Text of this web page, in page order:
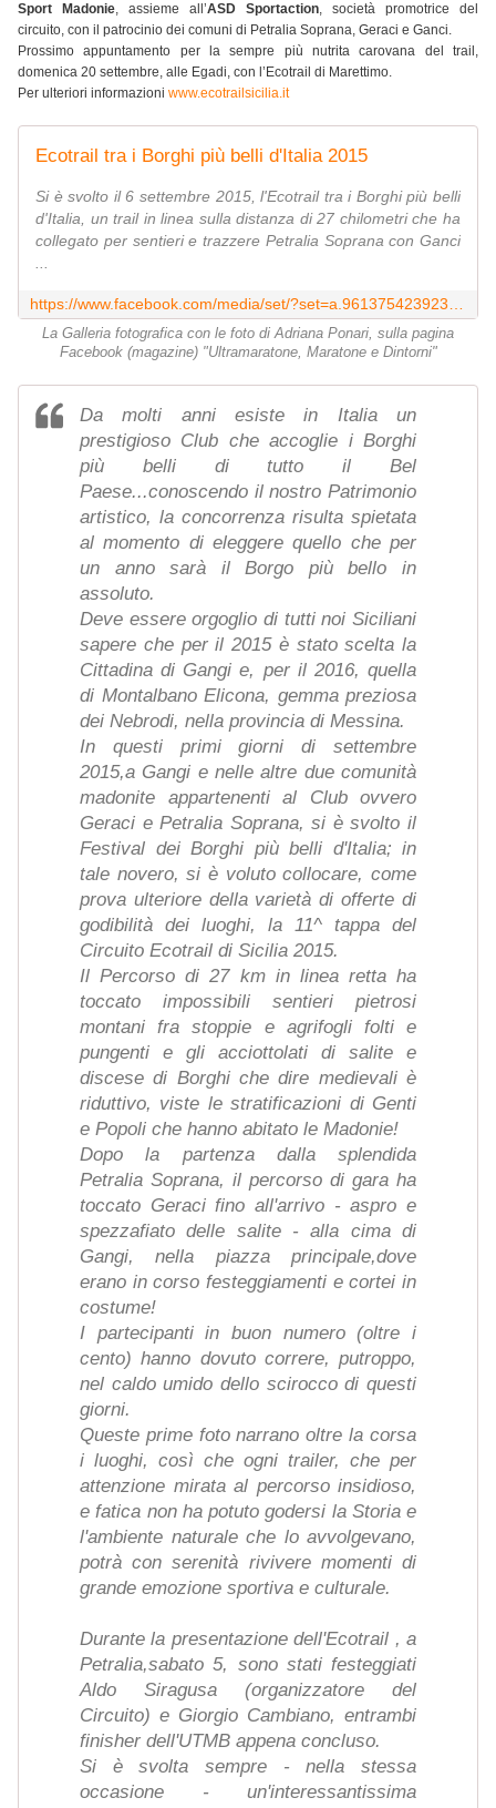
Sport Madonie, assieme all’ASD Sportaction, società promotrice del
circuito, con il patrocinio dei comuni di Petralia Soprana, Geraci e Ganci.
Prossimo appuntamento per la sempre più nutrita carovana del trail,
domenica 20 settembre, alle Egadi, con l’Ecotrail di Marettimo.
Per ulteriori informazioni www.ecotrailsicilia.it
Ecotrail tra i Borghi più belli d'Italia 2015
Si è svolto il 6 settembre 2015, l'Ecotrail tra i Borghi più belli
d'Italia, un trail in linea sulla distanza di 27 chilometri che ha
collegato per sentieri e trazzere Petralia Soprana con Ganci
La Galleria fotografica con le foto di Adriana Ponari, sulla pagina
Facebook (magazine) "Ultramaratone, Maratone e Dintorni"
Da molti anni esiste in Italia un
prestigioso Club che accoglie i Borghi
più belli di tutto il Bel
Paese...conoscendo il nostro Patrimonio
artistico, la concorrenza risulta spietata
al momento di eleggere quello che per
un anno sarà il Borgo più bello in
assoluto.
Deve essere orgoglio di tutti noi Siciliani
sapere che per il 2015 è stato scelta la
Cittadina di Gangi e, per il 2016, quella
di Montalbano Elicona, gemma preziosa
dei Nebrodi, nella provincia di Messina.
In questi primi giorni di settembre
2015,a Gangi e nelle altre due comunità
madonite appartenenti al Club ovvero
Geraci e Petralia Soprana, si è svolto il
Festival dei Borghi più belli d'Italia; in
tale novero, si è voluto collocare, come
prova ulteriore della varietà di offerte di
godibilità dei luoghi, la 11^ tappa del
Circuito Ecotrail di Sicilia 2015.
Il Percorso di 27 km in linea retta ha
toccato impossibili sentieri pietrosi
montani fra stoppie e agrifogli folti e
pungenti e gli acciottolati di salite e
discese di Borghi che dire medievali è
riduttivo, viste le stratificazioni di Genti
e Popoli che hanno abitato le Madonie!
Dopo la partenza dalla splendida
Petralia Soprana, il percorso di gara ha
toccato Geraci fino all'arrivo - aspro e
spezzafiato delle salite - alla cima di
Gangi, nella piazza principale,dove
erano in corso festeggiamenti e cortei in
costume!
I partecipanti in buon numero (oltre i
cento) hanno dovuto correre, putroppo,
nel caldo umido dello scirocco di questi
giorni.
Queste prime foto narrano oltre la corsa
i luoghi, così che ogni trailer, che per
attenzione mirata al percorso insidioso,
e fatica non ha potuto godersi la Storia e
l'ambiente naturale che lo avvolgevano,
potrà con serenità rivivere momenti di
grande emozione sportiva e culturale.
Durante la presentazione dell'Ecotrail , a
Petralia,sabato 5, sono stati festeggiati
Aldo Siragusa (organizzatore del
Circuito) e Giorgio Cambiano, entrambi
finisher dell'UTMB appena concluso.
Si è svolta sempre - nella stessa
occasione - un'interessantissima